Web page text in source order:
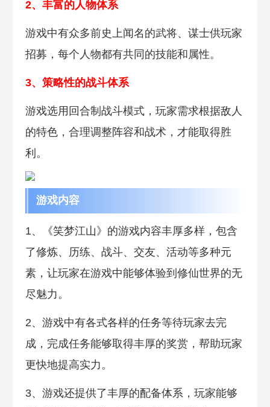
2、丰富的人物体系
游戏中有众多前史上闻名的武将、谋士供玩家
招募，每个人物都有共同的技能和属性。
3、策略性的战斗体系
游戏选用回合制战斗模式，玩家需求根据敌人
的特色，合理调整阵容和战术，才能取得胜
利。
游戏内容
1、《笑梦江山》的游戏内容丰厚多样，包含
了修炼、历练、战斗、交友、活动等多种元
素，让玩家在游戏中能够体验到修仙世界的无
尽魅力。
2、游戏中有各式各样的任务等待玩家去完
成，完成任务能够取得丰厚的奖赏，帮助玩家
更快地提高实力。
3、游戏还提供了丰厚的配备体系，玩家能够